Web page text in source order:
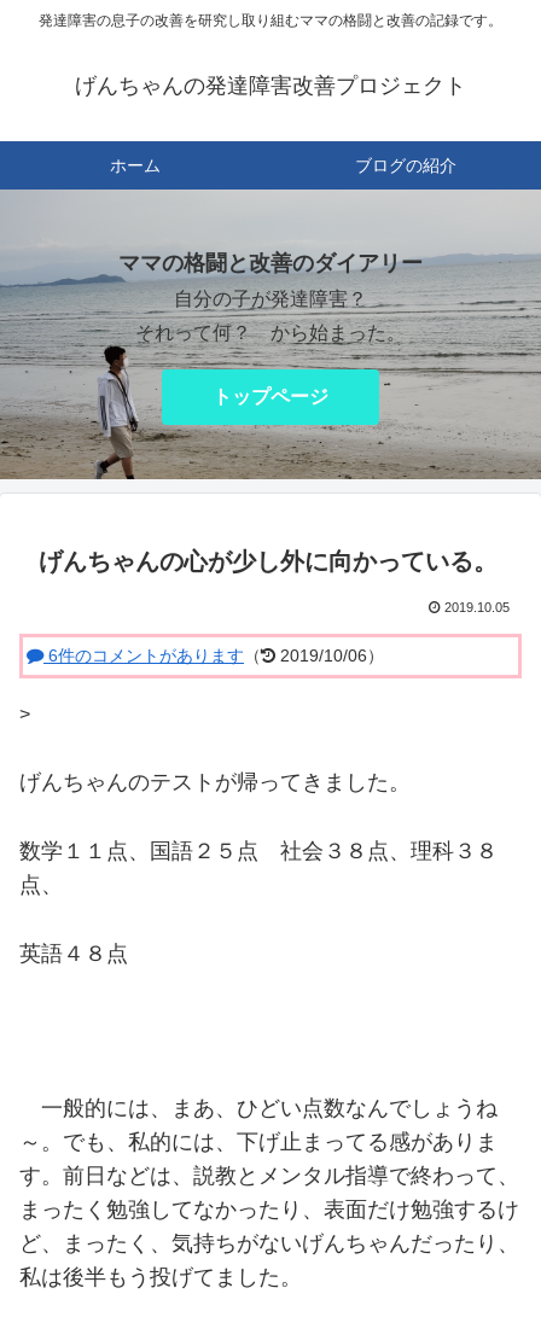
発達障害の息子の改善を研究し取り組むママの格闘と改善の記録です。
げんちゃんの発達障害改善プロジェクト
ホーム ブログの紹介
ママの格闘と改善のダイアリー
自分の子が発達障害？
それって何？ から始まった。
トップページ
げんちゃんの心が少し外に向かっている。
2019.10.05
6件のコメントがあります （ 2019/10/06）
>
げんちゃんのテストが帰ってきました。
数学１１点、国語２５点 社会３８点、理科３８
点、
英語４８点
一般的には、まあ、ひどい点数なんでしょうね
～。でも、私的には、下げ止まってる感がありま
す。前日などは、説教とメンタル指導で終わって、
まったく勉強してなかったり、表面だけ勉強するけ
ど、まったく、気持ちがないげんちゃんだったり、
私は後半もう投げてました。